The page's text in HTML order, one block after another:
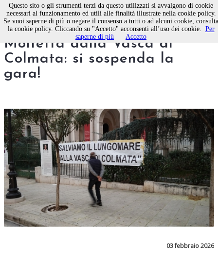
Salviamo il Lungomare di
Molfetta dalla Vasca di
Colmata: si sospenda la
gara!
03 febbraio 2026
Questo sito o gli strumenti terzi da questo utilizzati si avvalgono di cookie
necessari al funzionamento ed utili alle finalità illustrate nella cookie policy.
Se vuoi saperne di più o negare il consenso a tutti o ad alcuni cookie, consulta
la cookie policy. Cliccando su "Accetto" acconsenti all’uso dei cookie. Per
saperne di più
Accetto